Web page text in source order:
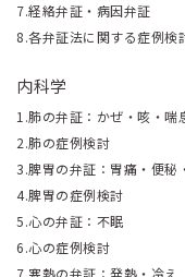
7.経絡弁証・病因弁証
8.各弁証法に関する症例検
内科学
1.肺の弁証：かぜ・咳・喘
2.肺の症例検討
3.脾胃の弁証：胃痛・便秘
4.脾胃の症例検討
5.心の弁証：不眠
6.心の症例検討